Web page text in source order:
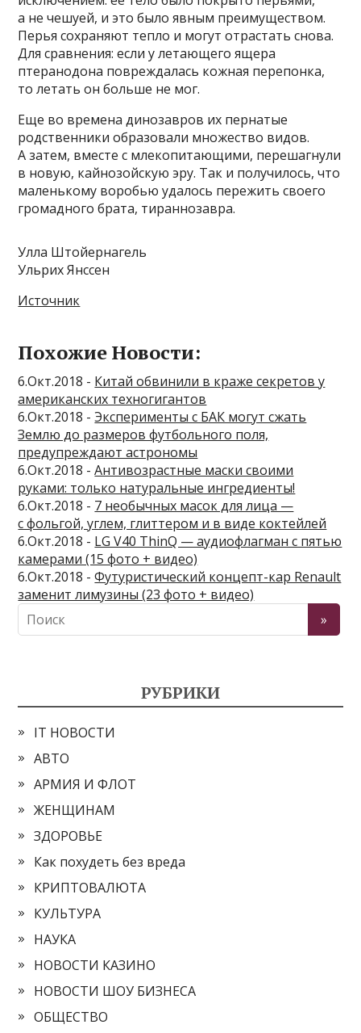
а не чешуей, и это было явным преимуществом.
Перья сохраняют тепло и могут отрастать снова.
Для сравнения: если у летающего ящера
птеранодона повреждалась кожная перепонка,
то летать он больше не мог.
Еще во времена динозавров их пернатые
родственники образовали множество видов.
А затем, вместе с млекопитающими, перешагнули
в новую, кайнозойскую эру. Так и получилось, что
маленькому воробью удалось пережить своего
громадного брата, тираннозавра.
Улла Штойернагель
Ульрих Янссен
Источник
Похожие Новости:
6.Окт.2018 - Китай обвинили в краже секретов у
американских техногигантов
6.Окт.2018 -Эксперименты с БАК могут сжать
Землю до размеров футбольного поля,
предупреждают астрономы
6.Окт.2018 -Антивозрастные маски своими
руками: только натуральные ингредиенты!
6.Окт.2018 - 7 необычных масок для лица —
с фольгой, углем, глиттером и в виде коктейлей
6.Окт.2018 - LG V40 ThinQ — аудиофлагман с пятью
камерами (15 фото + видео)
6.Окт.2018 -Футуристический концепт-кар Renault
заменит лимузины (23 фото + видео)
РУБРИКИ
IT НОВОСТИ
АВТО
АРМИЯ И ФЛОТ
ЖЕНЩИНАМ
ЗДОРОВЬЕ
Как похудеть без вреда
КРИПТОВАЛЮТА
КУЛЬТУРА
НАУКА
НОВОСТИ КАЗИНО
НОВОСТИ ШОУ БИЗНЕСА
ОБЩЕСТВО